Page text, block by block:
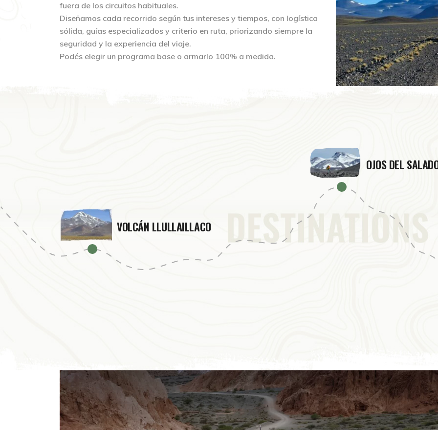
fuera de los circuitos habituales.
Diseñamos cada recorrido según tus intereses y tiempos, con logística
sólida, guías especializados y criterio en ruta, priorizando siempre la
seguridad y la experiencia del viaje.
Podés elegir un programa base o armarlo 100% a medida.
VOLCÁN LLULLAILLACO
OJOS DEL